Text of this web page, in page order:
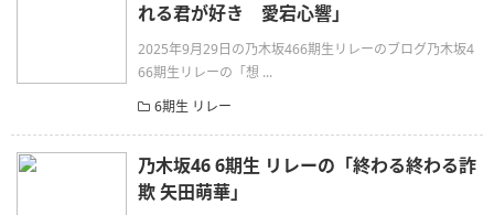
れる君が好き 愛宕心響」
2025年9月29日の乃木坂466期生リレーのブログ乃木坂4
66期生リレーの「想 ...
6期生 リレー
乃木坂46 6期生 リレーの「終わる終わる詐
欺 矢田萌華」